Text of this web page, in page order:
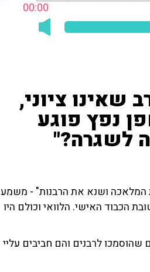
00:00
שאינו ציוני,
נפץ פוגע
לשגרה?"
ושנא את הרבנות" - משמע
הכבוד האישי. הלוואי וכולם היו
לרבנים והם חביבים עליי